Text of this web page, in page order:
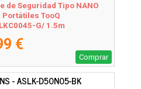
de Seguridad Tipo NANO
Portátiles TooQ
G/ 1.5m
€
Comprar
- ASLK-D50N05-BK